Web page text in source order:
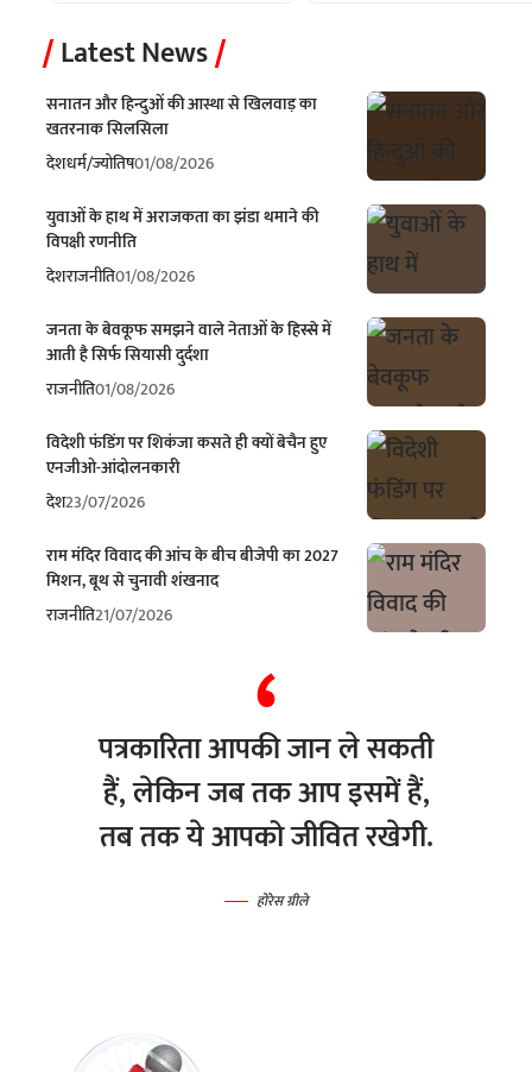
Latest News
सनातन और हिन्दुओं की आस्था से खिलवाड़ का
खतरनाक सिलसिला
देशधर्म/ज्योतिष01/08/2026
युवाओं के हाथ में अराजकता का झंडा थमाने की
विपक्षी रणनीति
देशराजनीति01/08/2026
जनता के बेवकूफ समझने वाले नेताओं के हिस्से में
आती है सिर्फ सियासी दुर्दशा
राजनीति01/08/2026
विदेशी फंडिंग पर शिकंजा कसते ही क्यों बेचैन हुए
एनजीओ-आंदोलनकारी
देश23/07/2026
राम मंदिर विवाद की आंच के बीच बीजेपी का 2027
मिशन, बूथ से चुनावी शंखनाद
राजनीति21/07/2026
पत्रकारिता आपकी जान ले सकती
हैं, लेकिन जब तक आप इसमें हैं,
तब तक ये आपको जीवित रखेगी.
होरेस ग्रीले